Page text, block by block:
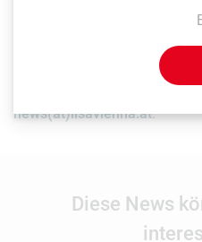
Als Life Sciences
Sie, dass LISAvienna auf
news(at)lisavienna.at.
Diese News